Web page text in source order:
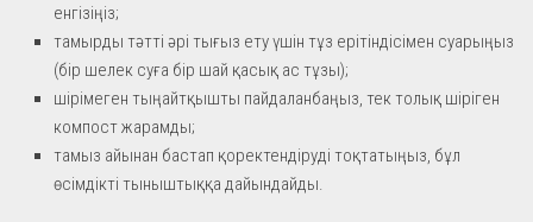
енгізіңіз;
тамырды тәтті әрі тығыз ету үшін тұз ерітіндісімен суарыңыз
(бір шелек суға бір шай қасық ас тұзы);
шірімеген тыңайтқышты пайдаланбаңыз, тек толық шіріген
компост жарамды;
тамыз айынан бастап қоректендіруді тоқтатыңыз, бұл
өсімдікті тыныштыққа дайындайды.